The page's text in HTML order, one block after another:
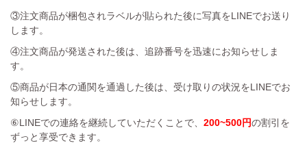
③注文商品が梱包されラベルが貼られた後に写真をLINEでお送り
します。
④注文商品が発送された後は、追跡番号を迅速にお知らせしま
す。
⑤商品が日本の通関を通過した後は、受け取りの状況をLINEでお
知らせします。
⑥LINEでの連絡を継続していただくことで、 200~500円の割引を
ずっと享受できます。